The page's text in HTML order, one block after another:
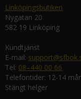
Linköpingsbutiken
Nygatan 20
582 19 Linköping
Kundtjänst
E-mail:
Tel: 08–440 00 66
Telefontider: 12-14
Stängt helger